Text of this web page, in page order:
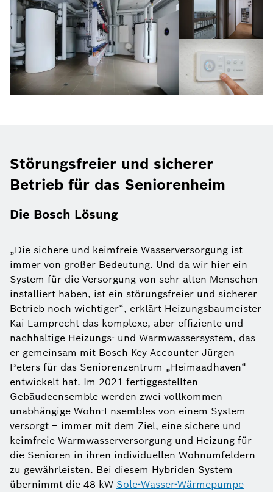
Störungsfreier und sicherer
Betrieb für das Seniorenheim
Die Bosch Lösung
„Die sichere und keimfreie Wasserversorgung ist
immer von großer Bedeutung. Und da wir hier ein
System für die Versorgung von sehr alten Menschen
installiert haben, ist ein störungsfreier und sicherer
Betrieb noch wichtiger“, erklärt Heizungsbaumeister
Kai Lamprecht das komplexe, aber effiziente und
nachhaltige Heizungs- und Warmwassersystem, das
er gemeinsam mit Bosch Key Accounter Jürgen
Peters für das Seniorenzentrum „Heimaadhaven“
entwickelt hat. Im 2021 fertiggestellten
Gebäudeensemble werden zwei vollkommen
unabhängige Wohn-Ensembles von einem System
versorgt – immer mit dem Ziel, eine sichere und
keimfreie Warmwasserversorgung und Heizung für
die Senioren in ihren individuellen Wohnumfeldern
zu gewährleisten. Bei diesem Hybriden System
übernimmt die 48 kW Sole-Wasser-Wärmepumpe